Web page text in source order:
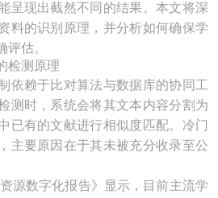
呈现出截然不同的结果。本文将深
料的识别原理，并分析如何确保学
估。
检测原理
依赖于比对算法与数据库的协同工
测时，系统会将其文本内容分割为
已有的文献进行相似度匹配。冷门
主要原因在于其未被充分收录至公
源数字化报告》显示，目前主流学